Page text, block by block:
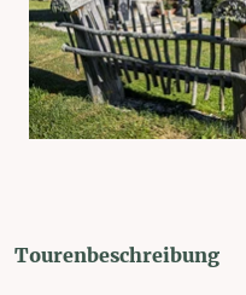
Tourenbeschreibung